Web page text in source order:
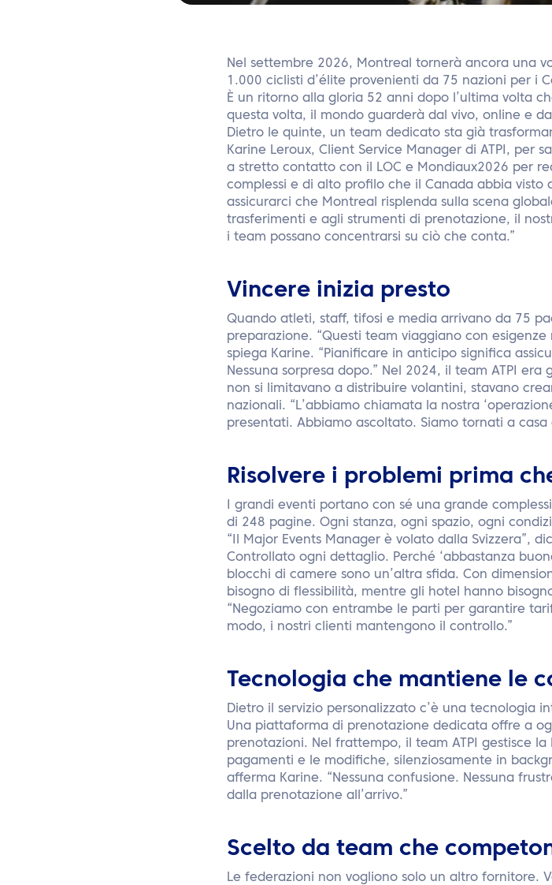
Nel settembre 2026, Montreal tornerà ancora una
1.000 ciclisti d’élite provenienti da 75 nazioni per i
È un ritorno alla gloria 52 anni dopo l’ultima volta
questa volta, il mondo guarderà dal vivo, online e
Dietro le quinte, un team dedicato sta già
Karine Leroux, Client Service Manager di ATPI, per
a stretto contatto con il LOC e Mondiaux2026 per
complessi e di alto profilo che il Canada abbia visto
assicurarci che Montreal risplenda sulla scena
trasferimenti e agli strumenti di prenotazione, il
i team possano concentrarsi su ciò che conta.”
Vincere inizia presto
Quando atleti, staff, tifosi e media arrivano da 75
preparazione. “Questi team viaggiano con
spiega Karine. “Pianificare in anticipo significa
Nessuna sorpresa dopo.” Nel 2024, il team ATPI
non si limitavano a distribuire volantini, stavano
nazionali. “L’abbiamo chiamata la nostra
presentati. Abbiamo ascoltato. Siamo tornati a casa
Risolvere i problemi prima
I grandi eventi portano con sé una grande
di 248 pagine. Ogni stanza, ogni spazio, ogni
“Il Major Events Manager è volato dalla Svizzera”,
Controllato ogni dettaglio. Perché ‘abbastanza
blocchi di camere sono un’altra sfida. Con
bisogno di flessibilità, mentre gli hotel hanno
“Negoziamo con entrambe le parti per garantire
modo, i nostri clienti mantengono il controllo.”
Tecnologia che mantiene le
Dietro il servizio personalizzato c’è una tecnologia
Una piattaforma di prenotazione dedicata offre a
prenotazioni. Nel frattempo, il team ATPI gestisce
pagamenti e le modifiche, silenziosamente in
afferma Karine. “Nessuna confusione. Nessuna
dalla prenotazione all’arrivo.”
Scelto da team che
Le federazioni non vogliono solo un altro fornitore.